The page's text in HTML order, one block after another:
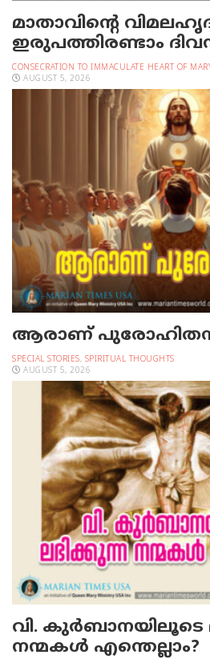
മാതാവിന്റെ
ഇരുപത്തിരണ്ടാം
CONSECRATION TO IMMACULATE HEART OF
AUGUST 5, 2026
ആരാണ്
SPECIAL STORIES, SPIRITUAL THOUGHTS
AUGUST 5, 2026
വി. കുര്‍ബാനയിലൂടെ
നന്മകള്‍ എന്തെല്ലാം?